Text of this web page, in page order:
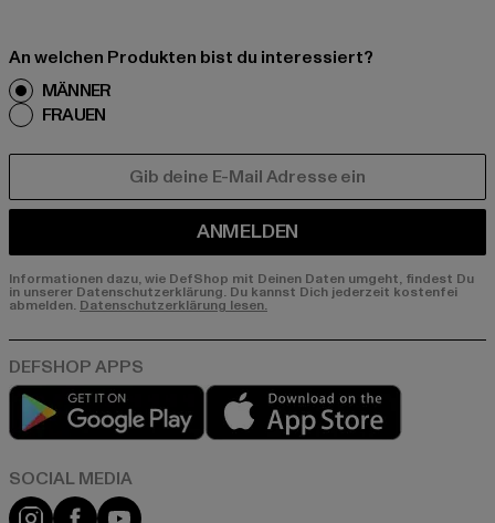
An welchen Produkten bist du interessiert?
MÄNNER
FRAUEN
ANMELDEN
Informationen dazu, wie DefShop mit Deinen Daten umgeht, findest Du
in unserer Datenschutzerklärung. Du kannst Dich jederzeit kostenfei
abmelden. Datenschutzerklärung lesen.
Play market
Instagram
FacebookYouTube